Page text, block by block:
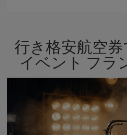
行き格安航空
イベント フラ